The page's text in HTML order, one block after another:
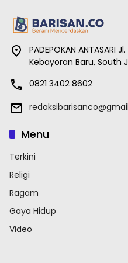
PADEPOKAN ANTASARI
Kebayoran Baru, South
0821 3402 8602
Menu
Terkini
Religi
Ragam
Gaya Hidup
Video